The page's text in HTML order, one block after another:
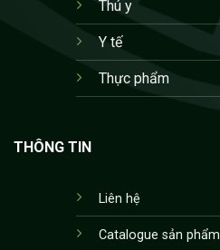
Thú y
Y tế
Thực phẩm
THÔNG TIN
Liên hệ
Catalogue sản phẩm